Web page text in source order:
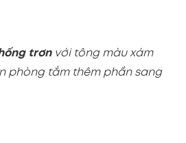
trơnvới tông màu xám
phòng tắm thêm phần sang